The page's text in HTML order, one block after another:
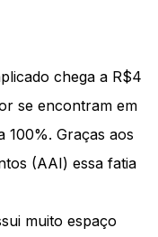
chega a R$4
se encontram em
100%. Graças aos
(AAI) essa fatia
muito espaço